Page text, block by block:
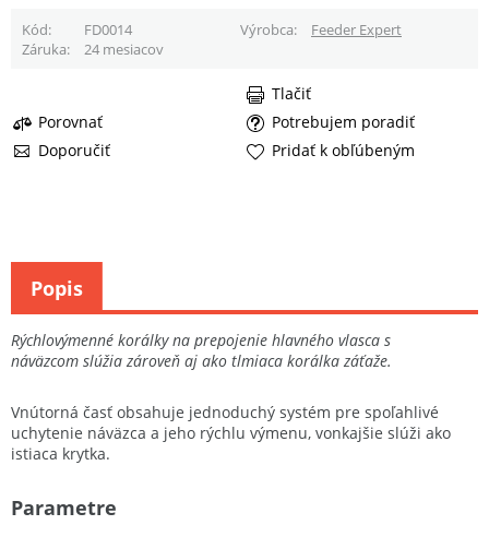
Kód FD0014 Výrobca
Feeder Expert
Záruka
24 mesiacov
Porovnať
Potrebujem poradiť
Doporučiť
Tlačiť
Pridať k obľúbeným
Rýchlovýmenné korálky na prepojenie hlavného vlasca s
náväzcom slúžia zároveň aj ako tlmiaca korálka záťaže.
Vnútorná časť obsahuje jednoduchý systém pre spoľahlivé
uchytenie náväzca a jeho rýchlu výmenu, vonkajšie slúži ako
istiaca krytka.
Parametre
Popis